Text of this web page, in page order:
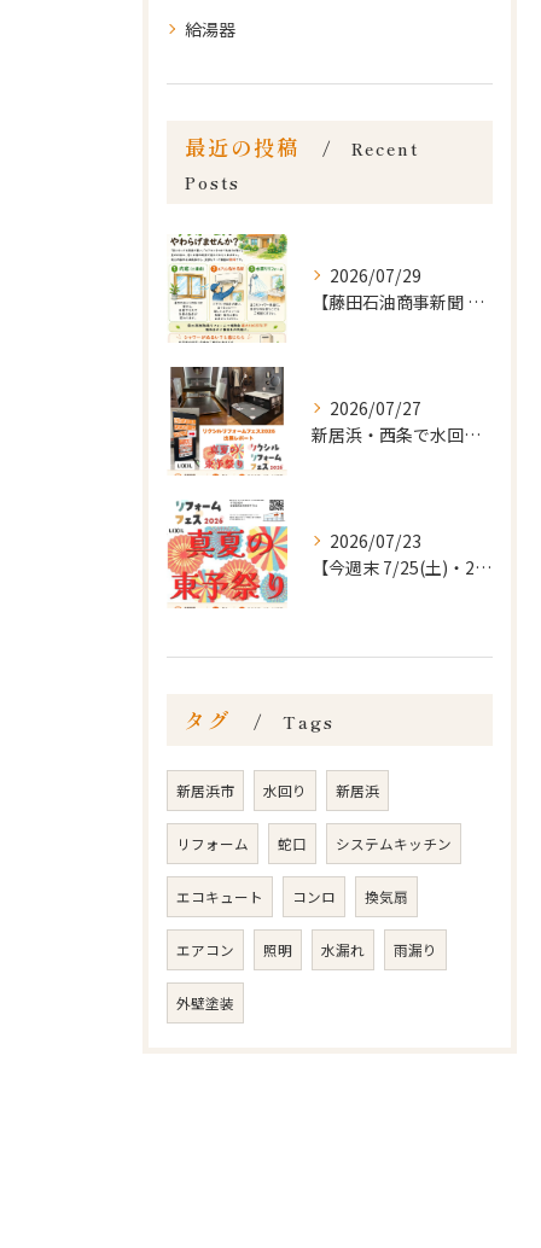
給湯器
最近の投稿
Recent
Posts
2026/07/29
【藤田石油商事新聞 8月号(vol.21)｜暮らしのお知らせ...
2026/07/27
新居浜・西条で水回りリフォームをお考えの方へ🏠
2026/07/23
【今週末 7/25(土)・26(日)】
タグ Tags
新居浜市 水回り 新居浜
リフォーム 蛇口 システムキッチン
エコキュート コンロ 換気扇
エアコン 照明 水漏れ 雨漏り
外壁塗装